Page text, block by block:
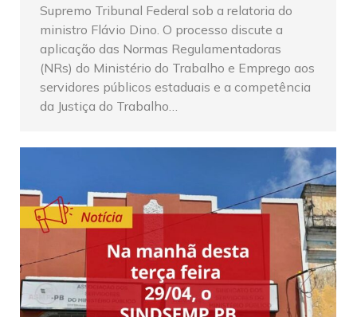
Supremo Tribunal Federal sob a relatoria do
ministro Flávio Dino. O processo discute a
aplicação das Normas Regulamentadoras
(NRs) do Ministério do Trabalho e Emprego aos
servidores públicos estaduais e a competência
da Justiça do Trabalho…